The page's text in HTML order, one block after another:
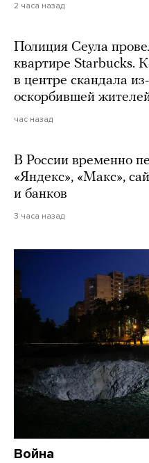
2 часа назад
Полиция Сеула
квартире Starbucks.
в центре скандала
оскорбившей
час назад
В России временно
«Яндекс», «Макс»,
и банков
3 часа назад
Война